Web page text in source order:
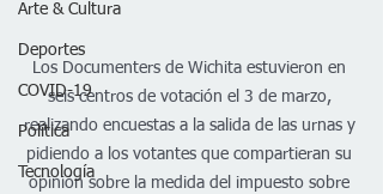
Arte & Cultura
Deportes
COVID-19
Política
Tecnología
Los Documenters de Wichita estuvieron en
seis centros de votación el 3 de marzo,
realizando encuestas a la salida de las urnas y
pidiendo a los votantes que compartieran su
opinión sobre la medida del impuesto sobre